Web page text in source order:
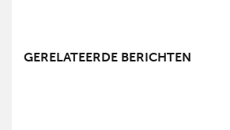
GERELATEERDE BERICHTEN